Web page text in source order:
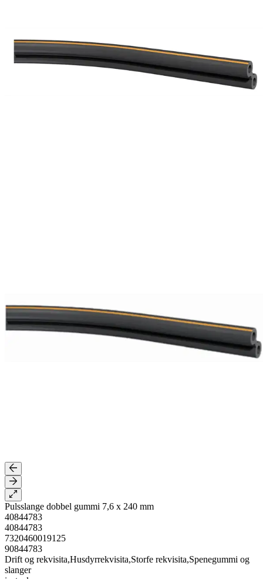
Pulsslange dobbel gummi 7,6 x 240 mm
40844783
40844783
7320460019125
90844783
Drift og rekvisita,Husdyrrekvisita,Storfe rekvisita,Spenegummi og
slanger